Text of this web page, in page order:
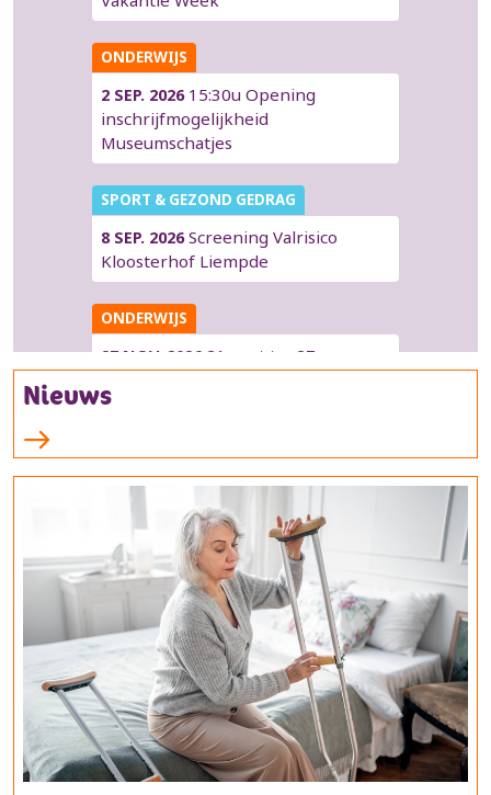
ONDERWIJS
2 SEP. 2026 15:30u Opening
inschrijfmogelijkheid
Museumschatjes
SPORT & GEZOND GEDRAG
8 SEP. 2026 Screening Valrisico
Kloosterhof Liempde
ONDERWIJS
27 NOV. 2026 21 sept tm 27 nov
'ERGENS' Schippers&vanGucht
Nieuws